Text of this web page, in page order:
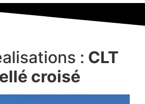
: CLT
croisé